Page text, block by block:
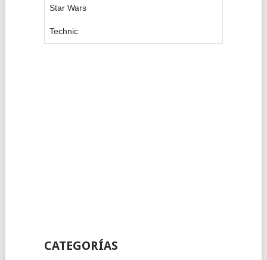
Star Wars
Technic
CATEGORÍAS